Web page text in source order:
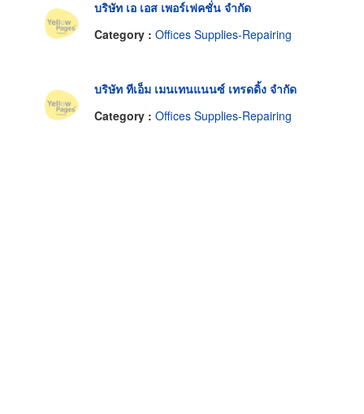
บริษัท เอ เอส เพอร์เฟคชั่น จำกัด
Category : Offices Supplies-Repairing
บริษัท ทีเอ็ม เมนเทนแนนซ์ เทรดดิ้ง จำกัด
Category : Offices Supplies-Repairing